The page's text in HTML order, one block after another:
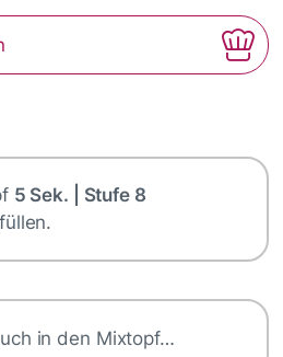
5 Sek. | Stufe 8
in den Mixtopf…